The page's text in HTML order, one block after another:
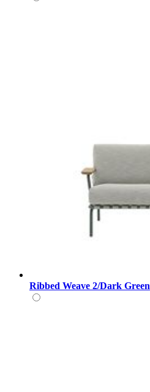
Ribbed Weave 2/Dark Green